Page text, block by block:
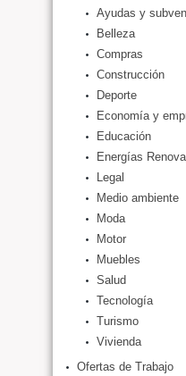
Ayudas y
Belleza
Compras
Construcción
Deporte
Economía y
Educación
Energías
Legal
Medio ambiente
Moda
Motor
Muebles
Salud
Tecnología
Turismo
Vivienda
Ofertas de Trabajo